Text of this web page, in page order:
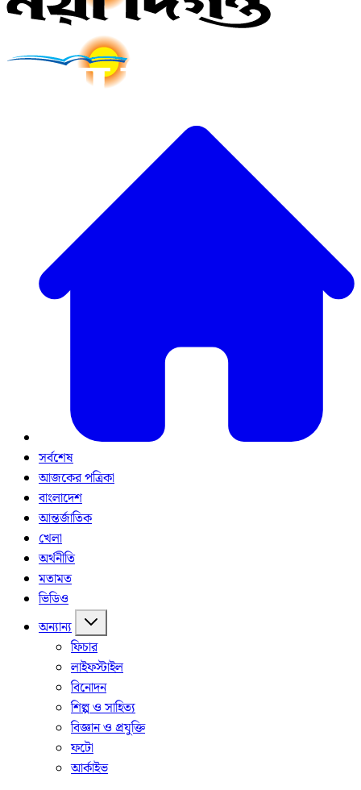
সর্বশেষ
আজকের পত্রিকা
বাংলাদেশ
আন্তর্জাতিক
খেলা
অর্থনীতি
মতামত
ভিডিও
অন্যান্য
ফিচার
লাইফস্টাইল
বিনোদন
শিল্প ও সাহিত্য
বিজ্ঞান ও প্রযুক্তি
ফটো
আর্কাইভ